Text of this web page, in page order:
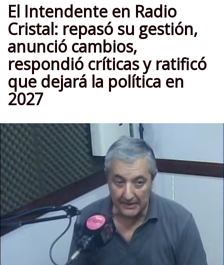
El Intendente en Radio
Cristal: repasó su gestión,
anunció cambios,
respondió críticas y ratificó
que dejará la política en
2027